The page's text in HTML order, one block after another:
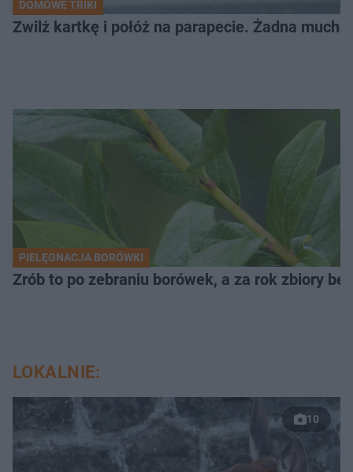
DOMOWE TRIKI
Zwilż kartkę i połóż na parapecie. Żadna
PIELĘGNACJA BORÓWKI
Zrób to po zebraniu borówek, a za rok zbiory
LOKALNIE:
10